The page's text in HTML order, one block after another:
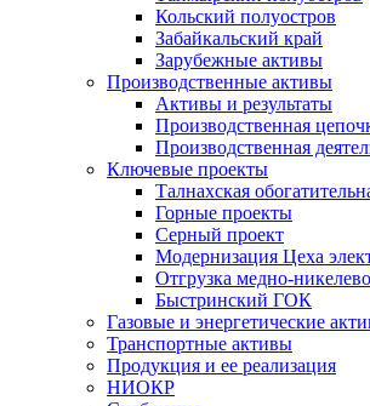
Кольский полуостров
Забайкальский край
Зарубежные активы
Производственные активы
Активы и результаты
Производственная
Производственная
Ключевые проекты
Талнахская
Горные проекты
Серный проект
Модернизация Цеха
Отгрузка медно-
Быстринский ГОК
Газовые и энергетические
Транспортные активы
Продукция и ее реализация
НИОКР